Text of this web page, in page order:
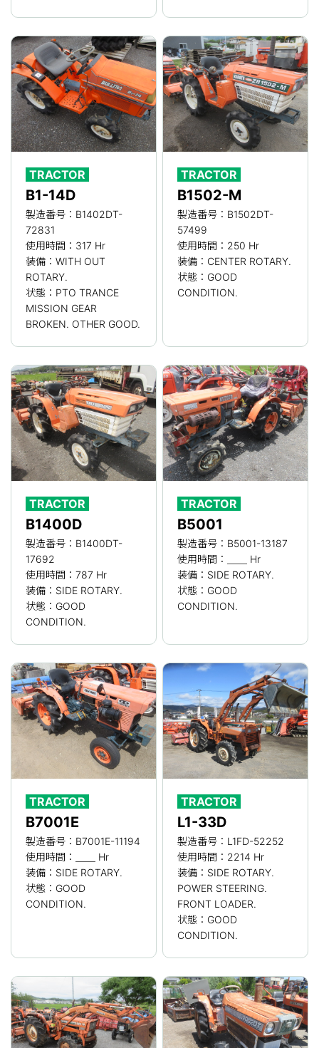
TRACTOR
B1-14D
製造番号：B1402DT-
72831
使用時間：317 Hr
装備：WITH OUT
ROTARY.
状態：PTO TRANCE
MISSION GEAR
BROKEN. OTHER GOOD.
TRACTOR
B1502-M
製造番号：B1502DT-
57499
使用時間：250 Hr
装備：CENTER ROTARY.
状態：GOOD
CONDITION.
TRACTOR
B1400D
製造番号：B1400DT-
17692
使用時間：787 Hr
装備：SIDE ROTARY.
状態：GOOD
CONDITION.
TRACTOR
B5001
製造番号：B5001-13187
使用時間：＿＿ Hr
装備：SIDE ROTARY.
状態：GOOD
CONDITION.
TRACTOR
B7001E
製造番号：B7001E-11194
使用時間：＿＿ Hr
装備：SIDE ROTARY.
状態：GOOD
CONDITION.
TRACTOR
L1-33D
製造番号：L1FD-52252
使用時間：2214 Hr
装備：SIDE ROTARY.
POWER STEERING.
FRONT LOADER.
状態：GOOD
CONDITION.